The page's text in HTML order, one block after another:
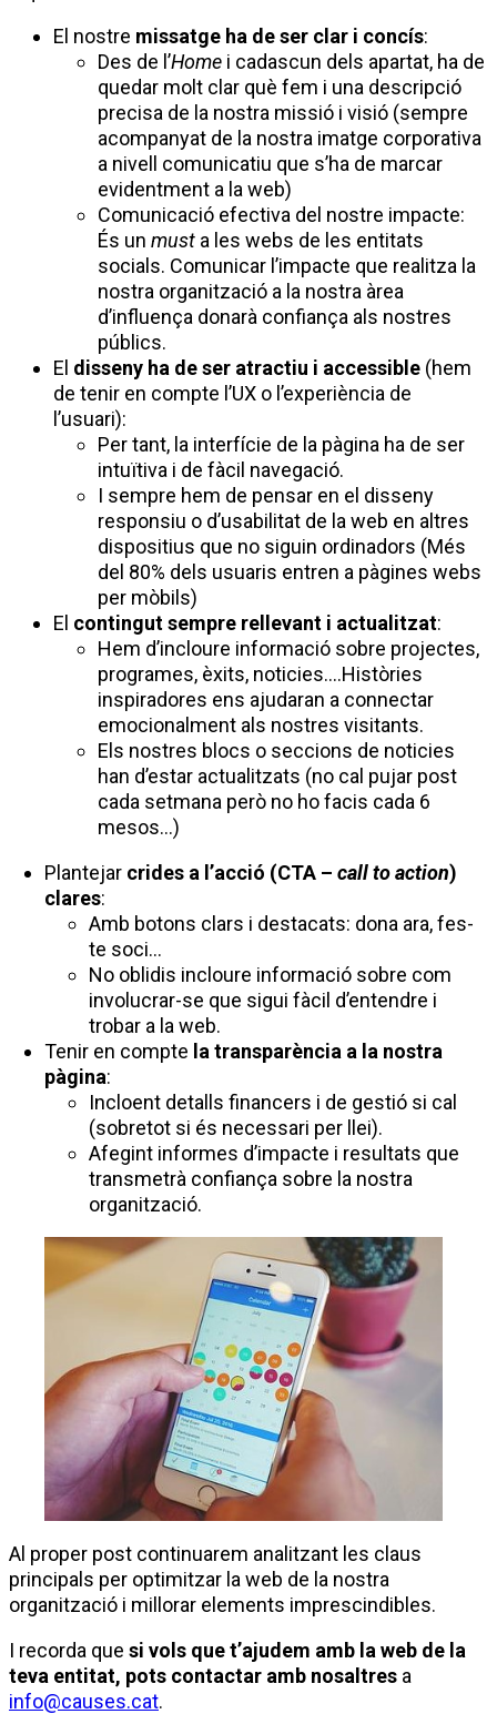
El nostre missatge ha de ser clar i concís:
Des de l’Home i cadascun dels apartat, ha de
quedar molt clar què fem i una descripció
precisa de la nostra missió i visió (sempre
acompanyat de la nostra imatge corporativa
a nivell comunicatiu que s’ha de marcar
evidentment a la web)
Comunicació efectiva del nostre impacte:
És un must a les webs de les entitats
socials. Comunicar l’impacte que realitza la
nostra organització a la nostra àrea
d’influença donarà confiança als nostres
públics.
El disseny ha de ser atractiu i accessible (hem
de tenir en compte l’UX o l’experiència de
l’usuari):
Per tant, la interfície de la pàgina ha de ser
intuïtiva i de fàcil navegació.
I sempre hem de pensar en el disseny
responsiu o d’usabilitat de la web en altres
dispositius que no siguin ordinadors (Més
del 80% dels usuaris entren a pàgines webs
per mòbils)
El contingut sempre rellevant i actualitzat:
Hem d’incloure informació sobre projectes,
programes, èxits, noticies….Històries
inspiradores ens ajudaran a connectar
emocionalment als nostres visitants.
Els nostres blocs o seccions de noticies
han d’estar actualitzats (no cal pujar post
cada setmana però no ho facis cada 6
mesos…)
Plantejar crides a l’acció (CTA – call to action)
clares:
Amb botons clars i destacats: dona ara, fes-
te soci…
No oblidis incloure informació sobre com
involucrar-se que sigui fàcil d’entendre i
trobar a la web.
Tenir en compte la transparència a la nostra
pàgina:
Incloent detalls financers i de gestió si cal
(sobretot si és necessari per llei).
Afegint informes d’impacte i resultats que
transmetrà confiança sobre la nostra
organització.
Al proper post continuarem analitzant les claus
principals per optimitzar la web de la nostra
organització i millorar elements imprescindibles.
I recorda que si vols que t’ajudem amb la web de la
teva entitat, pots contactar amb nosaltres a
info@causes.cat.